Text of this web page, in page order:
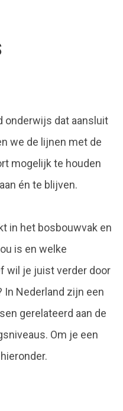
onderwijs dat aansluit
we de lijnen met de
mogelijk te houden
én te blijven.
in het bosbouwvak en
is en welke
wil je juist verder door
In Nederland zijn een
gerelateerd aan de
Om je een